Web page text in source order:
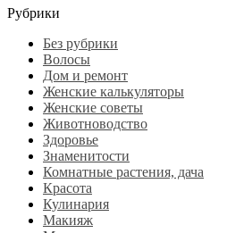
Рубрики
Без рубрики
Волосы
Дом и ремонт
Женские калькуляторы
Женские советы
Животноводство
Здоровье
Знаменитости
Комнатные растения, дача
Красота
Кулинария
Макияж